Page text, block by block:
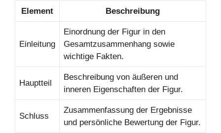
Element Beschreibung
Einleitung
Einordnung der Figur in den
Gesamtzusammenhang sowie
wichtige Fakten.
Hauptteil
Beschreibung von äußeren und
inneren Eigenschaften der Figur.
Schluss
Zusammenfassung der Ergebnisse
und persönliche Bewertung der Figur.